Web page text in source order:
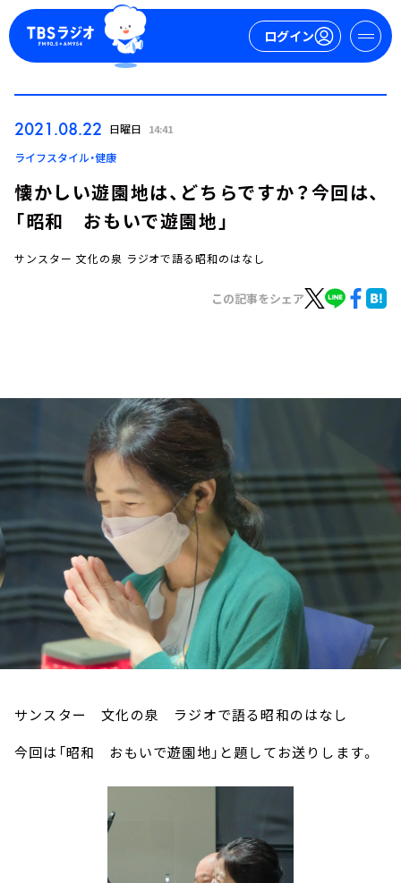
ログイン
ログイン
お知らせ
イベント・グッズ
YouTube
会社情報
2021.08.22 日曜日 14:41
ライフスタイル・健康
懐かしい遊園地は、どちらですか？今回は、
「昭和 おもいで遊園地」
サンスター 文化の泉 ラジオで語る昭和のはなし
この記事をシェア
サンスター 文化の泉 ラジオで語る昭和のはなし
今回は「昭和 おもいで遊園地」と題してお送りします。